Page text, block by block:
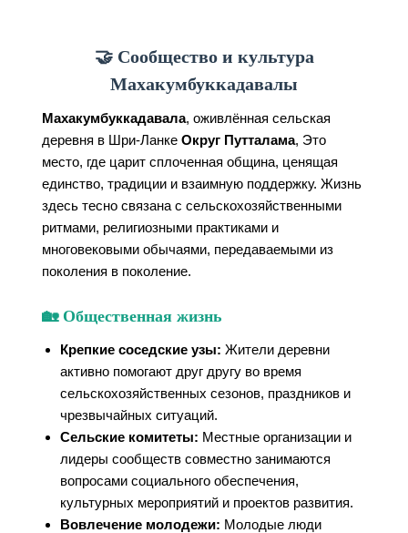
🤝 Сообщество и культура
Махакумбуккадавалы
Махакумбуккадавала, оживлённая сельская
деревня в Шри-Ланке Округ Путталама, Это
место, где царит сплоченная община, ценящая
единство, традиции и взаимную поддержку. Жизнь
здесь тесно связана с сельскохозяйственными
ритмами, религиозными практиками и
многовековыми обычаями, передаваемыми из
поколения в поколение.
🏡 Общественная жизнь
Крепкие соседские узы: Жители деревни
активно помогают друг другу во время
сельскохозяйственных сезонов, праздников и
чрезвычайных ситуаций.
Сельские комитеты: Местные организации и
лидеры сообществ совместно занимаются
вопросами социального обеспечения,
культурных мероприятий и проектов развития.
Вовлечение молодежи: Молодые люди